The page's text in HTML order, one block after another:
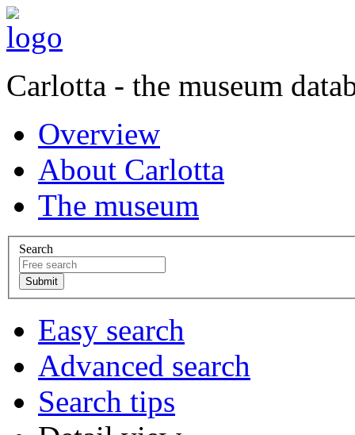
Carlotta - the museum
Overview
About Carlotta
The museum
Search
Easy search
Advanced search
Search tips